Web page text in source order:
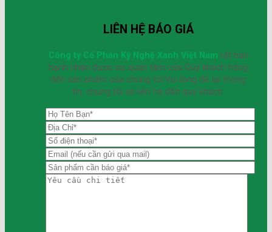
LIÊN HỆ BÁO GIÁ
Công ty Cổ Phần Kỹ Nghệ Xanh Việt Nam rất hân
hạnh nhận được sự quan tâm của Quý khách hàng
đến sản phẩm của chúng tôi.Vui lòng để lại thông
tin, chúng tôi sẽ liên hệ đến quý khách.